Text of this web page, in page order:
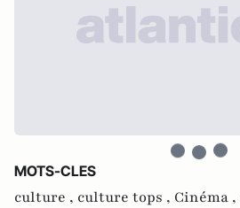
MOTS-CLES
culture , culture tops , Cinéma ,